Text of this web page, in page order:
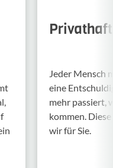
Jeder Mensch
eine
mehr passiert,
kommen.
wir für Sie.